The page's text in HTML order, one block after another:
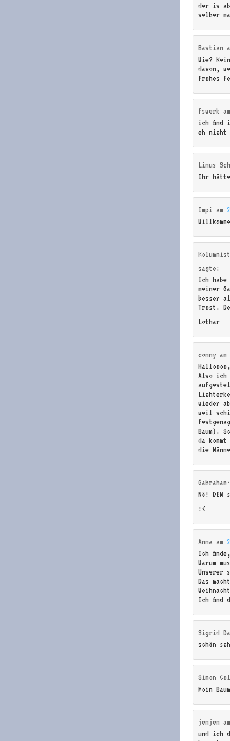
der is
selber
Bastian
Wie?
davon,
Frohes
fswerk
ich find
eh nicht
Linus
Ihr
Impi am
sagte:
Ich
meiner
besser
Trost.
Lothar
conny am
Also ich
wieder
weil
Baum).
da
die
Nö!
:<
Anna am
Ich
Warum
Unserer
Das
Ich find
Sigrid
schön
Simon
Moin
jenjen
und ich